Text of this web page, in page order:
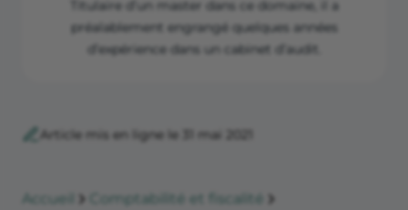
Titulaire d’un master dans ce domaine, il a
préalablement engrangé quelques années
d’expérience dans un cabinet d’audit.
Article mis en ligne le 31 mai 2021
Accueil
Comptabilité et fiscalité